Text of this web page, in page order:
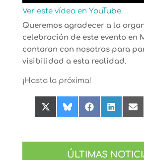
Ver este vídeo en YouTube.
Queremos agradecer a la
celebración de este evento en
contaran con nosotras para
visibilidad a esta realidad.
¡Hasta la próxima!
Compartir
en
Compartir
en
Compartir
en
en
en
ÚLTIMAS